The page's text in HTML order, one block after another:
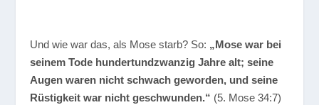
Und wie war das, als Mose starb? So: „Mose war bei
seinem Tode hundertundzwanzig Jahre alt; seine
Augen waren nicht schwach geworden, und seine
Rüstigkeit war nicht geschwunden.“ (5. Mose 34:7)